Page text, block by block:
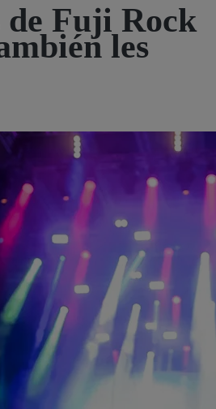
de Fuji Rock
les